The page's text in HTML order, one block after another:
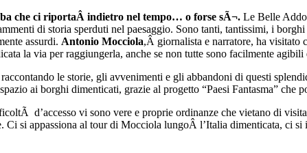
che ci riportaÂ indietro nel tempo… o forse sÃ¬. Le Belle
di storia sperduti nel paesaggio. Sono tanti, tantissimi, i
assurdi. Antonio Mocciola,Â giornalista e narratore, ha visitato
la via per raggiungerla, anche se non tutte sono facilmente
raccontando le storie, gli avvenimenti e gli abbandoni di questi
ai borghi dimenticati, grazie al progetto “Paesi Fantasma” che
d’accesso vi sono vere e proprie ordinanze che vietano di
si appassiona al tour di Mocciola lungoÂ l’Italia dimenticata, ci